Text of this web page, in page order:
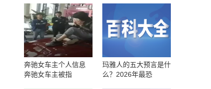
奔驰女车主个人信息
奔驰女车主被指
玛雅人的五大预言是什
么？2026年最恐